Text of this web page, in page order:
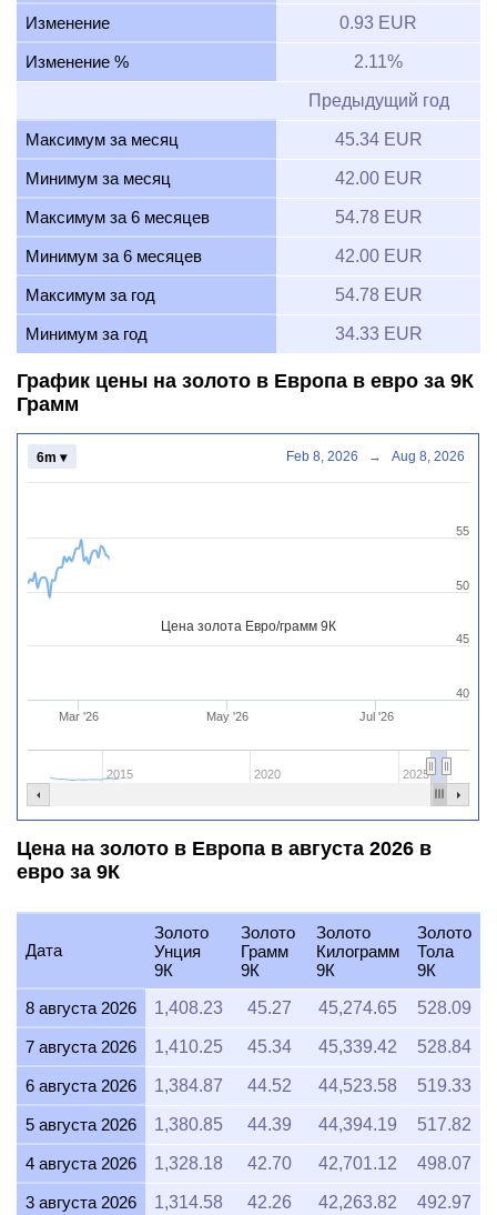
Изменение 0.93 EUR
Изменение % 2.11%
Предыдущий год
Максимум за месяц 45.34 EUR
Минимум за месяц 42.00 EUR
Максимум за 6 месяцев 54.78 EUR
Минимум за 6 месяцев 42.00 EUR
Максимум за год 54.78 EUR
Минимум за год 34.33 EUR
График цены на золото в Европа в евро за 9К
Грамм
Цена золота Евро/грамм 9К
Mar '26 May '26 Jul '26
2015 2020 2025
40
50
45
55
6m ▾ Feb 8, 2026 → Aug 8, 2026
Цена на золото в Европа в августа 2026 в
евро за 9К
Дата
Золото
Унция
9К
Золото
Грамм
9К
Золото
Килограмм
9К
Золото
Тола
9К
8 августа 2026
1,408.23 45.27 45,274.65 528.09
7 августа 2026 1,410.25 45.34 45,339.42 528.84
6 августа 2026 1,384.87 44.52 44,523.58 519.33
5 августа 2026 1,380.85 44.39 44,394.19 517.82
4 августа 2026 1,328.18 42.70 42,701.12 498.07
3 августа 2026 1,314.58 42.26 42,263.82 492.97